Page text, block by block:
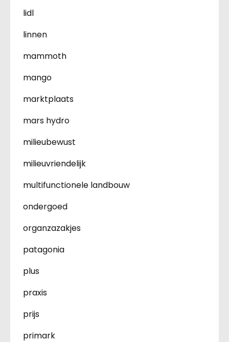
lidl
linnen
mammoth
mango
marktplaats
mars hydro
milieubewust
milieuvriendelijk
multifunctionele landbouw
ondergoed
organzazakjes
patagonia
plus
praxis
prijs
primark